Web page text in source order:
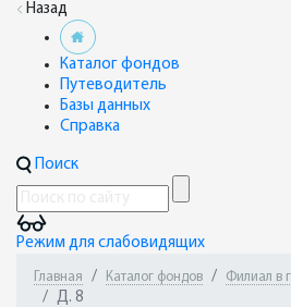
Назад
Каталог фондов
Путеводитель
Базы данных
Справка
Поиск
Режим для слабовидящих
Главная Каталог фондов Филиал в
Д. 8